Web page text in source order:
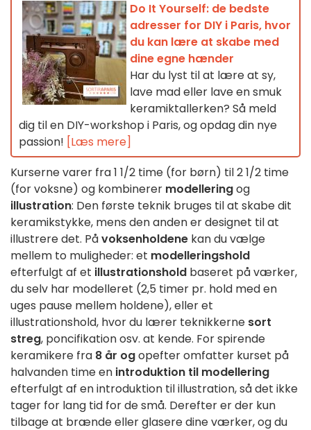
Do It Yourself: de bedste
adresser for DIY i Paris, hvor
du kan lære at skabe med
dine egne hænder
Har du lyst til at lære at sy,
lave mad eller lave en smuk
keramiktallerken? Så meld
dig til en DIY-workshop i Paris, og opdag din nye
passion! [Læs mere]
Kurserne varer fra 1 1/2 time (for børn) til 2 1/2 time
(for voksne) og kombinerer modelleringog
illustration: Den første teknik bruges til at skabe dit
keramikstykke, mens den anden er designet til at
illustrere det. Påvoksenholdene kan du vælge
mellem to muligheder: et modelleringshold
efterfulgt af et illustrationshold baseret på værker,
du selv har modelleret (2,5 timer pr. hold med en
uges pause mellem holdene), eller et
illustrationshold, hvor du lærer teknikkerne sort
streg, poncifikation osv. at kende. For spirende
keramikere fra 8 år ogopefter omfatter kurset på
halvanden time en introduktion til modellering
efterfulgt af en introduktion til illustration, så det ikke
tager for lang tid for de små. Derefter er der kun
tilbage at brænde eller glasere dine værker, og du